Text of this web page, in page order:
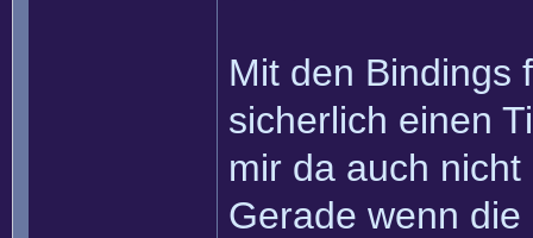
Mit den Bindings
sicherlich einen
mir da auch
Gerade wenn